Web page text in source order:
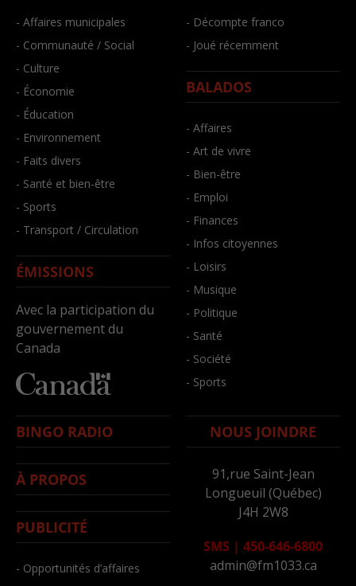
- Affaires municipales
- Communauté / Social
- Culture
- Économie
- Éducation
- Environnement
- Faits divers
- Santé et bien-être
- Sports
- Transport / Circulation
ÉMISSIONS
Avec la participation du
gouvernement du
Canada
- Décompte franco
- Joué récemment
BALADOS
- Affaires
- Art de vivre
- Bien-être
- Emploi
- Finances
- Infos citoyennes
- Loisirs
- Musique
- Politique
- Santé
- Société
- Sports
BINGO RADIO
À PROPOS
PUBLICITÉ
- Opportunités d’affaires
NOUS JOINDRE
91,rue Saint-Jean
Longueuil (Québec)
J4H 2W8
SMS | 450-646-6800
admin@fm1033.ca